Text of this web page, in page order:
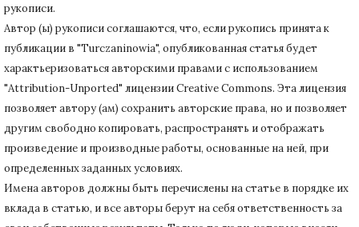
рукописи.
Автор (ы) рукописи соглашаются, что, если рукопись принята к
публикации в "Turczaninowia", опубликованная статья будет
характьеризоваться авторскими правами с использованием
"Attribution-Unported" лицензии Creative Commons. Эта лицензия
позволяет автору (ам) сохранить авторские права, но и позволяет
другим свободно копировать, распространять и отображать
произведение и производные работы, основанные на ней, при
определенных заданных условиях.
Имена авторов должны быть перечислены на статье в порядке их
вклада в статью, и все авторы берут на себя ответственность за